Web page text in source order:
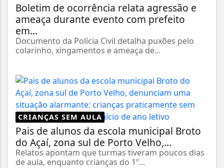
Boletim de ocorrência relata agressão e
ameaça durante evento com prefeito
em...
Documento da Polícia Civil detalha puxões pelo
colarinho, xingamentos e ameaça de...
CRIANÇAS SEM AULA
Pais de alunos da escola municipal Broto
do Açaí, zona sul de Porto Velho,...
Relatos apontam que turmas tiveram poucos dias
de aula, enquanto crianças do 1º...